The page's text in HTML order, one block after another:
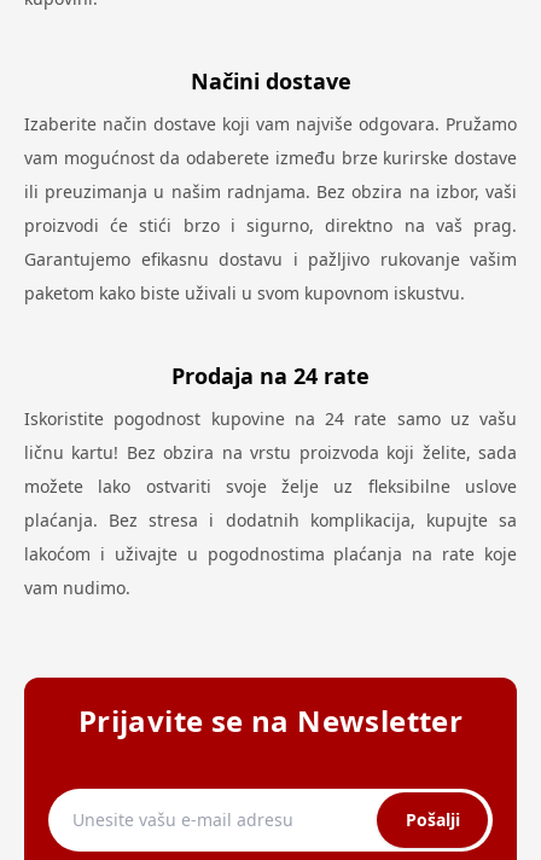
Načini dostave
Izaberite način dostave koji vam najviše odgovara. Pružamo
vam mogućnost da odaberete između brze kurirske dostave
ili preuzimanja u našim radnjama. Bez obzira na izbor, vaši
proizvodi će stići brzo i sigurno, direktno na vaš prag.
Garantujemo efikasnu dostavu i pažljivo rukovanje vašim
paketom kako biste uživali u svom kupovnom iskustvu.
Prodaja na 24 rate
Iskoristite pogodnost kupovine na 24 rate samo uz vašu
ličnu kartu! Bez obzira na vrstu proizvoda koji želite, sada
možete lako ostvariti svoje želje uz fleksibilne uslove
plaćanja. Bez stresa i dodatnih komplikacija, kupujte sa
lakoćom i uživajte u pogodnostima plaćanja na rate koje
vam nudimo.
Prijavite se na Newsletter
Pošalji